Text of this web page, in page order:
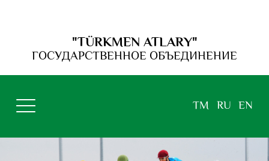
"TÜRKMEN ATLARY"
ГОСУДАРСТВЕННОЕ ОБЪЕДИНЕНИЕ
TM RU EN